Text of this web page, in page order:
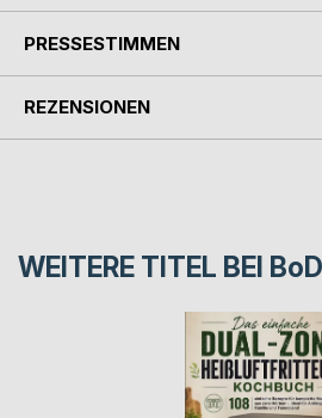
PRESSESTIMMEN
REZENSIONEN
WEITERE TITEL BEI BoD